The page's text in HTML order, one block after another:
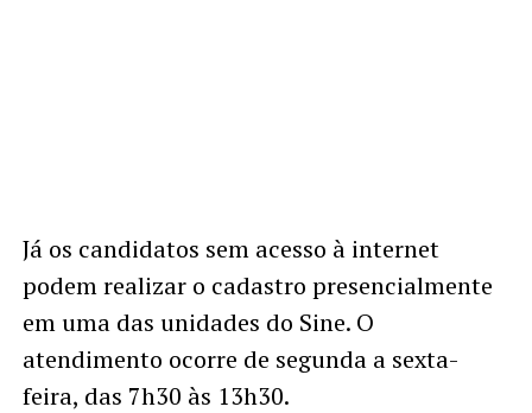
Já os candidatos sem acesso à internet
podem realizar o cadastro presencialmente
em uma das unidades do Sine. O
atendimento ocorre de segunda a sexta-
feira, das 7h30 às 13h30.